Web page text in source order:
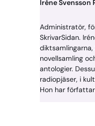
Iréne Svensson
Administratör,
SkrivarSidan.
diktsamlingarna,
novellsamling
antologier.
radiopjäser, i
Hon har